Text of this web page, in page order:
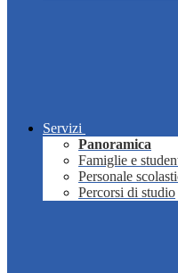
Servizi
Panoramica
Famiglie e
Personale
Percorsi di studio